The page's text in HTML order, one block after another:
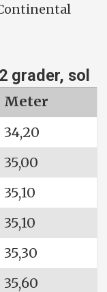
grader, sol
Meter
34,20
35,00
35,10
35,10
35,30
35,60